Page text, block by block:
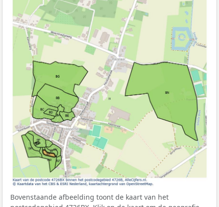
Bovenstaande afbeelding toont de kaart van het